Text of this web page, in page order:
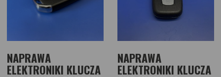
NAPRAWA
ELEKTRONIKI KLUCZA
NAPRAWA
ELEKTRONIKI KLUCZA